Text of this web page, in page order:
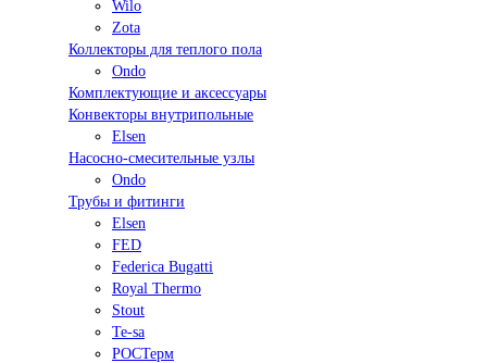
Wilo
Zota
Коллекторы для теплого пола
Ondo
Комплектующие и аксессуары
Конвекторы внутрипольные
Elsen
Насосно-смесительные узлы
Ondo
Трубы и фитинги
Elsen
FED
Federica Bugatti
Royal Thermo
Stout
Te-sa
РОСТерм